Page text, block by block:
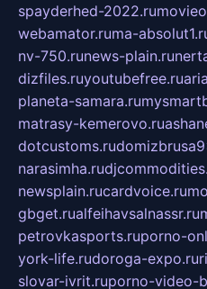
spayderhed-2022.ru
webamator.ruma-
nv-750.runews-plain.ru
dizfiles.ruyoutubefree.ru
planeta-samara.ru
matrasy-kemerovo.ru
dotcustoms.ru
narasimha.ru
newsplain.rucardvoice.ru
gbget.rualfeihavsalnassr.ru
petrovkasports.ruporno-
york-life.rudoroga-expo.ru
slovar-ivrit.ruporno-video-